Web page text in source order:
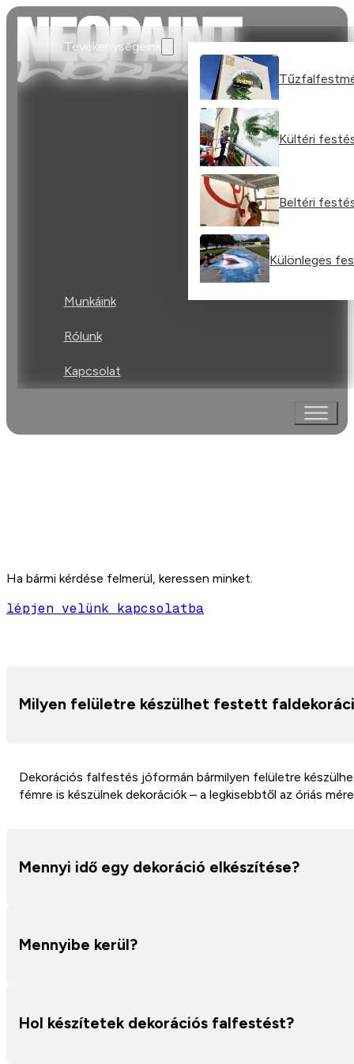
Tevékenységeink
Kültéri
Beltéri
Különleges
Munkáink
Rólunk
Kapcsolat
Ha bármi kérdése felmerül, keressen minket.
lépjen velünk kapcsolatba
Milyen felületre készülhet festett
Dekorációs falfestés jóformán bármilyen felületre
fémre is készülnek dekorációk – a legkisebbtől az óriás
Mennyi idő egy dekoráció elkészítése?
Ez főként a megfestendő kép méretétől és annak grafikai
dekoráció elkészítése 5-7 órát vesz igénybe. A pontos
Mennyibe kerül?
A dekorációs falfestések árát a kép mérete, illetve
Hol készítetek dekorációs falfestést?